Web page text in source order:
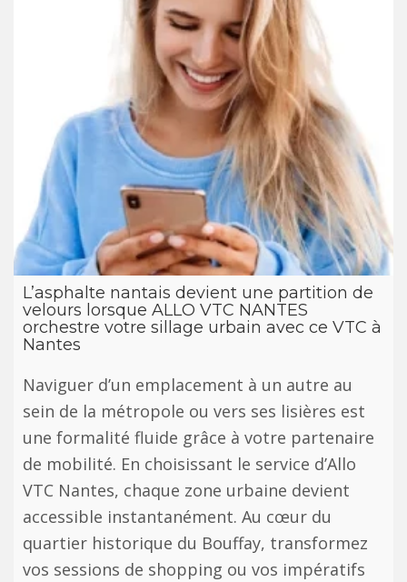
L’asphalte nantais devient une partition de
velours lorsque ALLO VTC NANTES
orchestre votre sillage urbain avec ce VTC à
Nantes
Naviguer d’un emplacement à un autre au
sein de la métropole ou vers ses lisières est
une formalité fluide grâce à votre partenaire
de mobilité. En choisissant le service d’Allo
VTC Nantes, chaque zone urbaine devient
accessible instantanément. Au cœur du
quartier historique du Bouffay, transformez
vos sessions de shopping ou vos impératifs